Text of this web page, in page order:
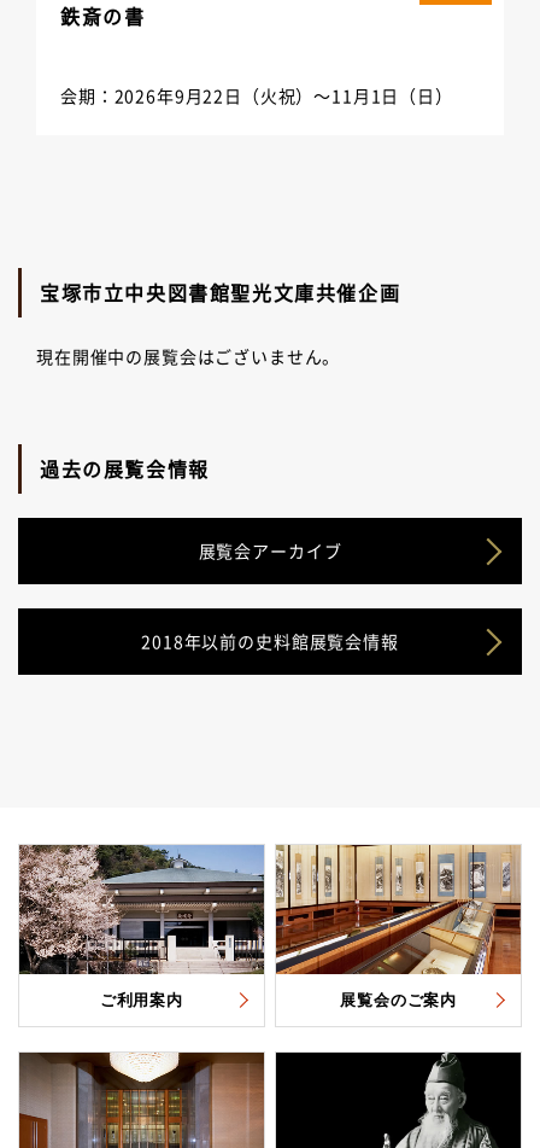
鉄斎の書
会期：2026年9月22日（火祝）～11月1日（日）
宝塚市立中央図書館聖光文庫共催企画
現在開催中の展覧会はございません。
過去の展覧会情報
展覧会アーカイブ
2018年以前の史料館展覧会情報
ご利用案内 展覧会のご案内